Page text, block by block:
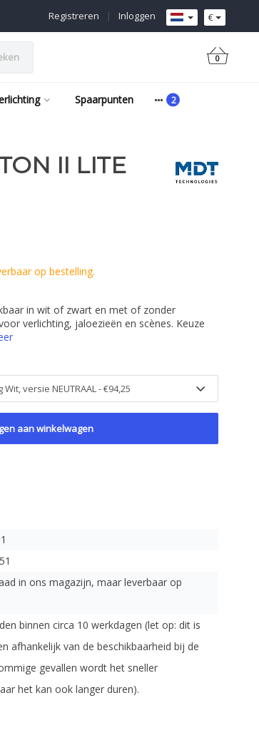
€
Inloggen
|
Registreren
0
Spaarpunten
II LITE
op bestelling.
in wit of zwart en met of zonder
verlichting, jaloezieën en scènes. Keuze
aan winkelwagen
in ons magazijn, maar leverbaar op
binnen circa 10 werkdagen (let op: dit is
afhankelijk van de beschikbaarheid bij de
gevallen wordt het sneller
het kan ook langer duren).